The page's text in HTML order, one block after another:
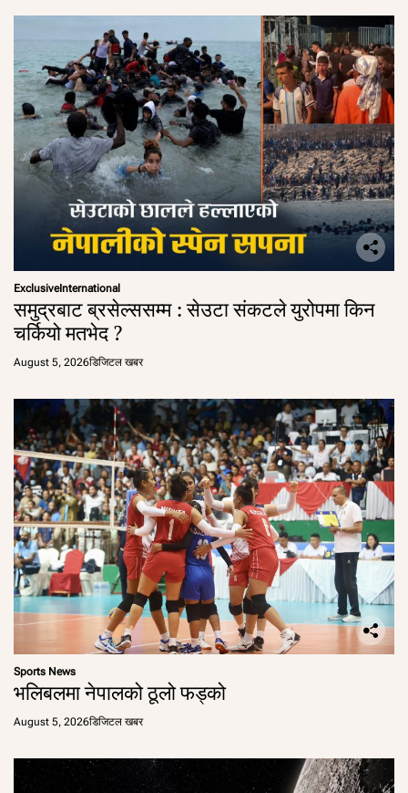
ExclusiveInternational
समुद्रबाट ब्रसेल्ससम्म : सेउटा संकटले युरोपमा किन
चर्कियो मतभेद ?
August 5, 2026डिजिटल खबर
Sports News
भलिबलमा नेपालको ठूलो फड्को
August 5, 2026डिजिटल खबर